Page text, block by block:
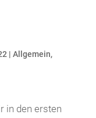
| Allgemein,
in den ersten